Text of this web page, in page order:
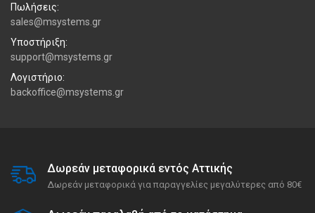
Πωλήσεις:
sales@msystems.gr
Υποστήριξη:
support@msystems.gr
Λογιστήριο:
backoffice@msystems.gr
Δωρεάν μεταφορικά εντός Αττικής
Δωρεάν μεταφορικά για παραγγελίες μεγαλύτερες από 80€